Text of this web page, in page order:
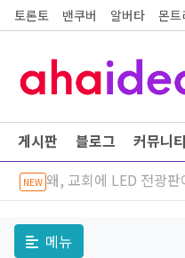
토론토 밴쿠버 알버타 몬트
게시판 블로그 커뮤니티
NEW 왜, 교회에 LED 전광
메뉴